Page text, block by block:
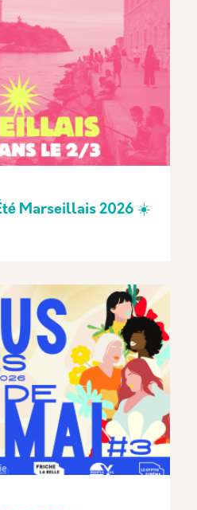
Marseillais 2026 ☀️